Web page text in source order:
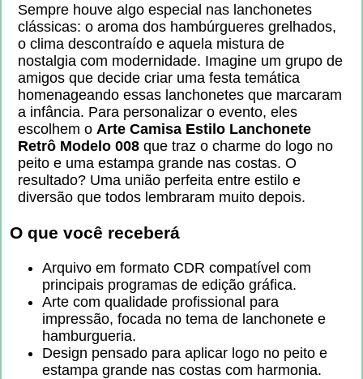
Sempre houve algo especial nas lanchonetes
clássicas: o aroma dos hambúrgueres grelhados,
o clima descontraído e aquela mistura de
nostalgia com modernidade. Imagine um grupo de
amigos que decide criar uma festa temática
homenageando essas lanchonetes que marcaram
a infância. Para personalizar o evento, eles
escolhem o Arte Camisa Estilo Lanchonete
Retrô Modelo 008 que traz o charme do logo no
peito e uma estampa grande nas costas. O
resultado? Uma união perfeita entre estilo e
diversão que todos lembraram muito depois.
O que você receberá
Arquivo em formato CDR compatível com
principais programas de edição gráfica.
Arte com qualidade profissional para
impressão, focada no tema de lanchonete e
hamburgueria.
Design pensado para aplicar logo no peito e
estampa grande nas costas com harmonia.